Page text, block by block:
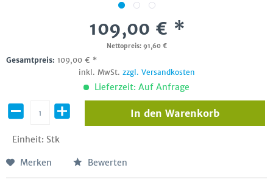
109,00 € *
Nettopreis: 91,60 €
Gesamtpreis: 109,00 € *
inkl. MwSt. zzgl. Versandkosten
Lieferzeit: Auf Anfrage
Einheit: Stk
In den Warenkorb
Merken Bewerten